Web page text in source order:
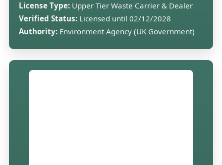
License Type: Upper Tier Waste Carrier & Dealer
Verified Status: Licensed until 02/12/2028
Authority: Environment Agency (UK Government)